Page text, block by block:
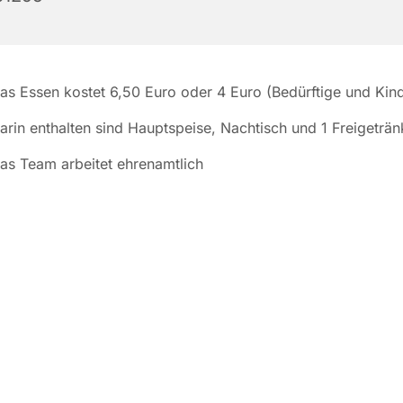
Essen kostet 6,50 Euro oder 4 Euro (Bedürftige und
enthalten sind Hauptspeise, Nachtisch und 1
Team arbeitet ehrenamtlich